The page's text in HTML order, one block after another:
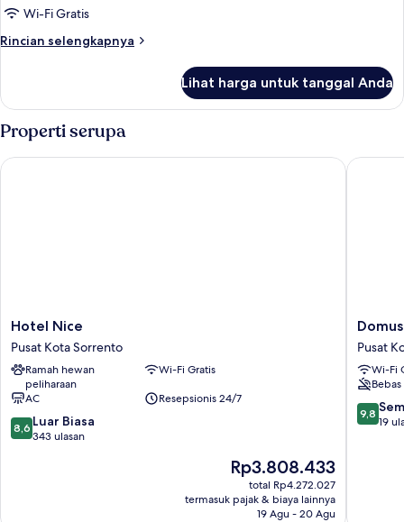
Wi-Fi Gratis
Rincian selengkapnya
Rincian
Kamar
Comfort
Lihat harga untuk tanggal Anda
Properti serupa
Hotel
Nice
Pusat
Kota
Sorrento
Hotel Nice
Pusat Kota Sorrento
Ramah hewan
peliharaan
Wi-Fi Gratis
AC
Resepsionis 24/7
8.6
dari
8,6 Luar Biasa
343 ulasan
Harga
sekarang
Rp3.808.433
Rp3.808.433
total Rp4.272.027
termasuk pajak & biaya lainnya
19 Agu - 20 Agu
Hotel Nice
Domus
Gualtieri
Pusat
Kota
Pusat
Wi-Fi
9.8
dari
9,8
19
Domus